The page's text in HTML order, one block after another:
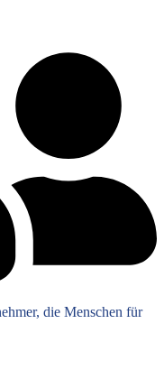
die Menschen für